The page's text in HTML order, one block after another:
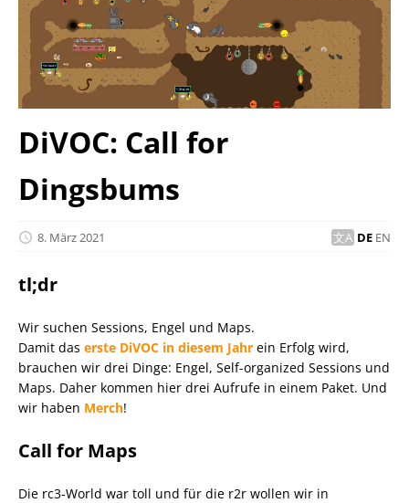
DiVOC: Call for
Dingsbums
8. März 2021 DE EN
tl;dr
Wir suchen Sessions, Engel und Maps.
Damit das erste DiVOC in diesem Jahr ein Erfolg wird,
brauchen wir drei Dinge: Engel, Self-organized Sessions und
Maps. Daher kommen hier drei Aufrufe in einem Paket. Und
wir haben Merch!
Call for Maps
Die rc3-World war toll und für die r2r wollen wir in